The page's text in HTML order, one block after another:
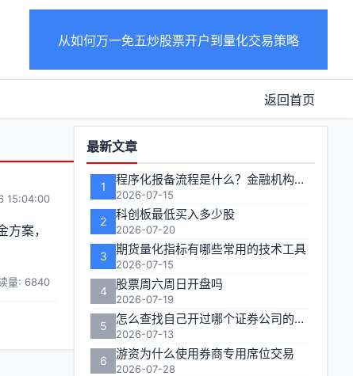
从如何万一免五炒股票开户到量化交易策略
返回首页
15:04:00
案，
量: 6840
功
能
区
最新文章
1 程序化报备流程是什么？金融机构如何完成合规报备
2026-07-15
2 科创板最低买入多少股
2026-07-20
3 期货量化指标有哪些常用的技术工具
2026-07-15
4 股票周六周日开盘吗
2026-07-19
5 怎么查找自己开过哪个证券公司的账户
2026-07-13
6 游资为什么使用券商专用席位交易
2026-07-28